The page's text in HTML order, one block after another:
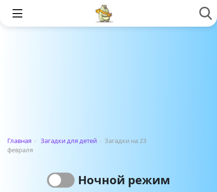
Главная › Загадки для детей › Загадки на 23
февраля
Ночной режим